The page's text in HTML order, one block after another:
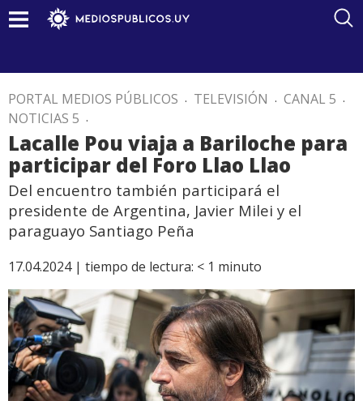
PORTAL MEDIOS PÚBLICOS . TELEVISIÓN . CANAL 5 .
NOTICIAS 5 .
Lacalle Pou viaja a Bariloche para
participar del Foro Llao Llao
Del encuentro también participará el
presidente de Argentina, Javier Milei y el
paraguayo Santiago Peña
17.04.2024 | tiempo de lectura: < 1 minuto